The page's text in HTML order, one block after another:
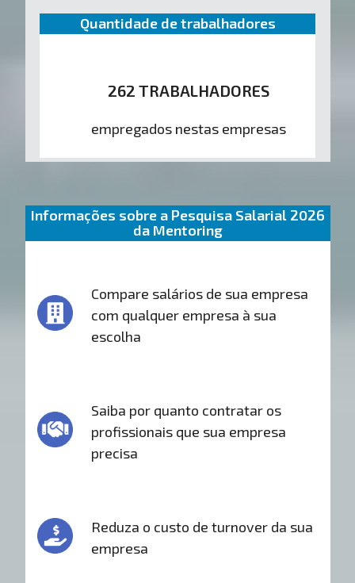
Quantidade de trabalhadores
262 TRABALHADORES
empregados nestas empresas
Informações sobre a Pesquisa Salarial 2026
da Mentoring
Compare salários de sua empresa
com qualquer empresa à sua
escolha
Saiba por quanto contratar os
profissionais que sua empresa
precisa
Reduza o custo de turnover da sua
empresa